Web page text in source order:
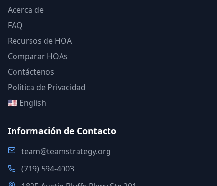
Acerca de
FAQ
Recursos de HOA
Comparar HOAs
Contáctenos
Política de Privacidad
🇺🇸 English
Información de Contacto
team@teamstrategy.org
(719) 594-4003